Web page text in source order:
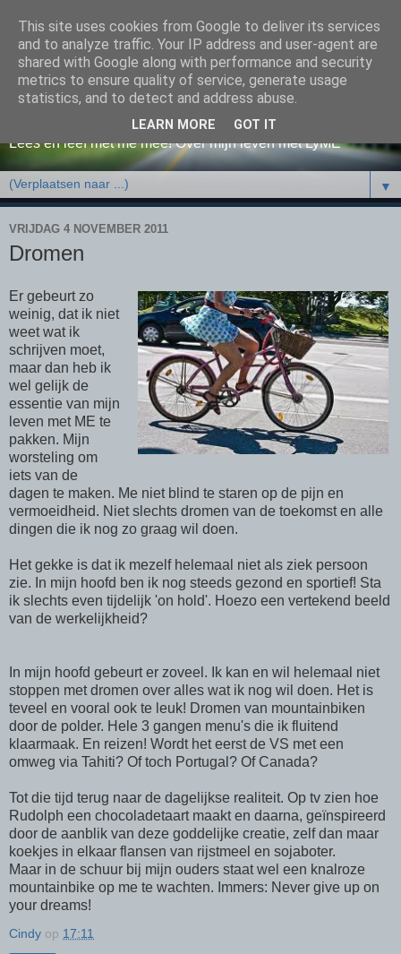
Happy!
Lees en leef met me mee! Over mijn leven met LyME
▼
VRIJDAG 4 NOVEMBER 2011
Dromen
Er gebeurt zo
weinig, dat ik niet
weet wat ik
schrijven moet,
maar dan heb ik
wel gelijk de
essentie van mijn
leven met ME te
pakken. Mijn
worsteling om
iets van de
dagen te maken. Me niet blind te staren op de pijn en
vermoeidheid. Niet slechts dromen van de toekomst en alle
dingen die ik nog zo graag wil doen.
Het gekke is dat ik mezelf helemaal niet als ziek persoon
zie. In mijn hoofd ben ik nog steeds gezond en sportief! Sta
ik slechts even tijdelijk 'on hold'. Hoezo een vertekend beeld
van de werkelijkheid?
In mijn hoofd gebeurt er zoveel. Ik kan en wil helemaal niet
stoppen met dromen over alles wat ik nog wil doen. Het is
teveel en vooral ook te leuk! Dromen van mountainbiken
door de polder. Hele 3 gangen menu's die ik fluitend
klaarmaak. En reizen! Wordt het eerst de VS met een
omweg via Tahiti? Of toch Portugal? Of Canada?
Tot die tijd terug naar de dagelijkse realiteit. Op tv zien hoe
Rudolph een chocoladetaart maakt en daarna, geïnspireerd
door de aanblik van deze goddelijke creatie, zelf dan maar
koekjes in elkaar flansen van rijstmeel en sojaboter.
Maar in de schuur bij mijn ouders staat wel een knalroze
mountainbike op me te wachten. Immers: Never give up on
your dreams!
Cindy op 17:11
This site uses cookies from Google to deliver its services
and to analyze traffic. Your IP address and user-agent are
shared with Google along with performance and security
metrics to ensure quality of service, generate usage
statistics, and to detect and address abuse.
LEARN MORE GOT IT